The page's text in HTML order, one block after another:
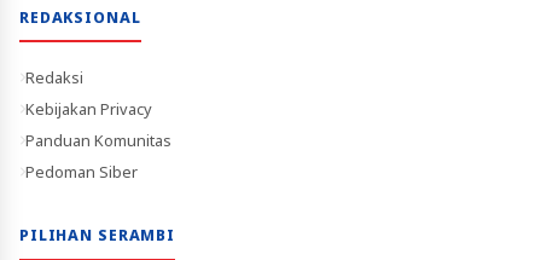
REDAKSIONAL
Redaksi
Kebijakan Privacy
Panduan Komunitas
Pedoman Siber
PILIHAN SERAMBI